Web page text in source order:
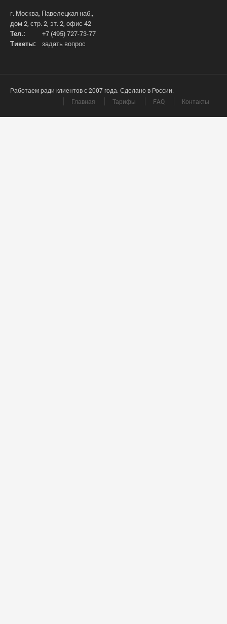
г. Москва, Павелецкая наб.,
дом 2, стр. 2, эт. 2, офис 42
Тел.:
+7 (495) 727-73-77
Тикеты:
задать вопрос
Работаем ради клиентов с 2007 года. Сделано в России.
Главная
Тарифы FAQ Контакты